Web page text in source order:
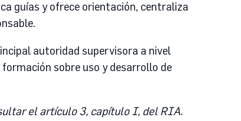
guías y ofrece orientación, centraliza
autoridad supervisora a nivel
sobre uso y desarrollo de
el artículo 3, capítulo I, del RIA.